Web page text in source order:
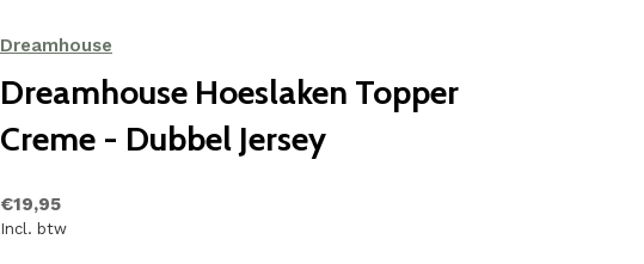
Dreamhouse
Dreamhouse Hoeslaken Topper
Creme - Dubbel Jersey
€19,95
Incl. btw